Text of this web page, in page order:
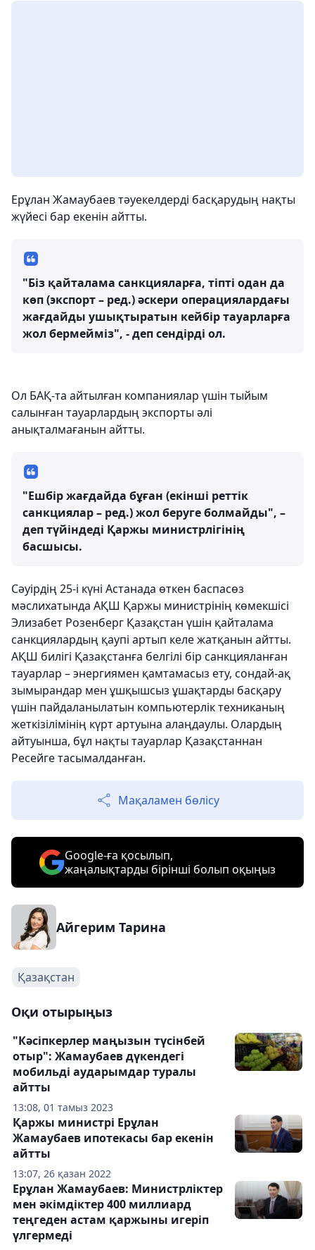
Ерұлан Жамаубаев тәуекелдерді басқарудың нақты
жүйесі бар екенін айтты.
"Біз қайталама санкцияларға, тіпті одан да
көп (экспорт – ред.) әскери операциялардағы
жағдайды ушықтыратын кейбір тауарларға
жол бермейміз", - деп сендірді ол.
Ол БАҚ-та айтылған компаниялар үшін тыйым
салынған тауарлардың экспорты әлі
анықталмағанын айтты.
"Ешбір жағдайда бұған (екінші реттік
санкциялар – ред.) жол беруге болмайды", –
деп түйіндеді Қаржы министрлігінің
басшысы.
Сәуірдің 25-і күні Астанада өткен баспасөз
мәслихатында АҚШ Қаржы министрінің көмекшісі
Элизабет Розенберг Қазақстан үшін қайталама
санкциялардың қаупі артып келе жатқанын айтты.
АҚШ билігі Қазақстанға белгілі бір санкцияланған
тауарлар – энергиямен қамтамасыз ету, сондай-ақ
зымырандар мен ұшқышсыз ұшақтарды басқару
үшін пайдаланылатын компьютерлік техниканың
жеткізілімінің күрт артуына алаңдаулы. Олардың
айтуынша, бұл нақты тауарлар Қазақстаннан
Ресейге тасымалданған.
Мақаламен бөлісу
Google-ға қосылып,
жаңалықтарды бірінші болып оқыңыз
Айгерим Тарина
Қазақстан
Оқи отырыңыз
13:08, 01 тамыз 2023
"Кәсіпкерлер маңызын түсінбей
отыр": Жамаубаев дүкендегі
мобильді аударымдар туралы
айтты
13:07, 26 қазан 2022
Қаржы министрі Ерұлан
Жамаубаев ипотекасы бар екенін
айтты
Ерұлан Жамаубаев: Министрліктер
мен әкімдіктер 400 миллиард
теңгеден астам қаржыны игеріп
үлгермеді